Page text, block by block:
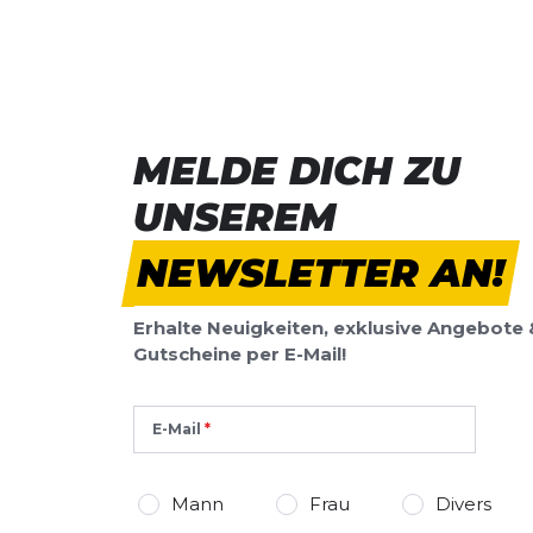
MELDE DICH ZU
UNSEREM
NEWSLETTER AN!
Erhalte Neuigkeiten, exklusive Angebote
Gutscheine per E-Mail!
E-Mail
Mann Frau Divers